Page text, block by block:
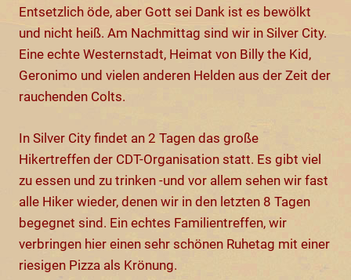
Entsetzlich öde, aber Gott sei Dank ist es bewölkt
und nicht heiß. Am Nachmittag sind wir in Silver City.
Eine echte Westernstadt, Heimat von Billy the Kid,
Geronimo und vielen anderen Helden aus der Zeit der
rauchenden Colts.
In Silver City findet an 2 Tagen das große
Hikertreffen der CDT-Organisation statt. Es gibt viel
zu essen und zu trinken -und vor allem sehen wir fast
alle Hiker wieder, denen wir in den letzten 8 Tagen
begegnet sind. Ein echtes Familientreffen, wir
verbringen hier einen sehr schönen Ruhetag mit einer
riesigen Pizza als Krönung.